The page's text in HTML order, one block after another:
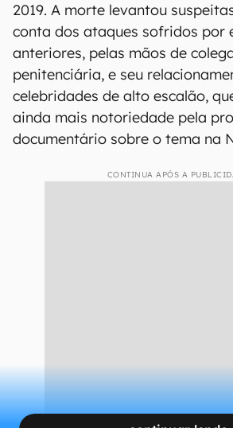
2019. A morte levantou
conta dos ataques sofridos por
anteriores, pelas mãos de
penitenciária, e seu
celebridades de alto escalão,
ainda mais notoriedade pela
documentário sobre o tema na
CONTINUA APÓS A